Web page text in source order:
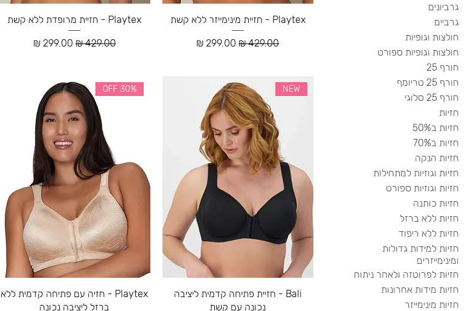
גרביונים
גרביים
חולצות וגופיות
חולצות וגופיות ספורט
חורף 25
חורף 25 טריומף
חורף 25 סלוגי
חזיות
חזיות ב50%
חזיות ב70%
חזיות הנקה
חזיות וגוזיות למתחילות
חזיות וגוזיות ספורט
חזיות כותנה
חזיות ללא ברזל
חזיות ללא ריפוד
חזיות למידות גדולות
ומינימייזרים
חזיות לפרוטזה ולאחר ניתוח
חזיות מידות אחרונות
חזיות מינימייזר
Playtex - חזיית מינימייזר ללא קשת
מחיר רגיל‏429.00 ‏₪ מחיר מבצע
Playtex - חזיית מרופדת ללא קשת
מחיר רגיל‏429.00 ‏₪ מחיר מבצע
NEW
Bali - חזיית פתיחה קדמית ליציבה
נכונה עם קשת
30% OFF
Playtex - חזיה עם פתיחה קדמית ללא
ברזל ליציבה נכונה